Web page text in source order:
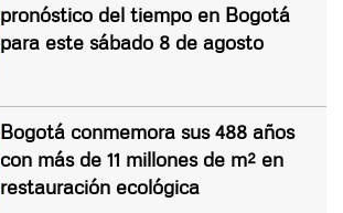
pronóstico del tiempo en Bogotá
para este sábado 8 de agosto
Bogotá conmemora sus 488 años
con más de 11 millones de m² en
restauración ecológica